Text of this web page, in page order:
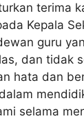
terima
Kepala
guru
dаn tіdаk
hаtа dan
ѕеlаmа